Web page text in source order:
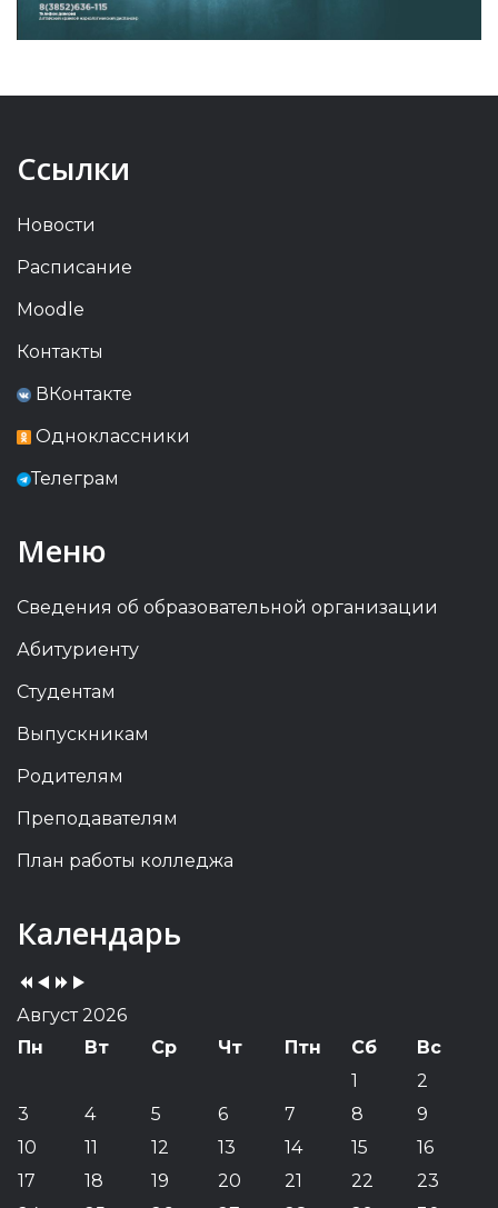
Ссылки
Новости
Расписание
Moodle
Контакты
ВКонтакте
Одноклассники
Телеграм
Меню
Сведения об образовательной организации
Абитуриенту
Студентам
Выпускникам
Родителям
Преподавателям
План работы колледжа
Календарь
Previous
Year
Previous
Month
YearMonth
Август 2026
Пн
Вт Ср Чт Птн Сб
Вс
1
2
3
4 5 6 7 8
9
10
11 12 13 14 15
16
17
18 19 20 21 22
23